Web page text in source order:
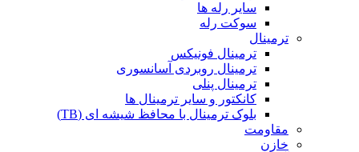
سایر رله ها
سوکت رله
ترمینال
ترمینال فونیکس
ترمینال روبردی آسانسوری
ترمینال پنلی
کانکتور و سایر ترمینال ها
بلوک ترمینال با محافظ شیشه ای (TB)
مقاومت
خازن